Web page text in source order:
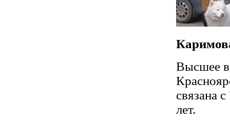
Высшее
связана
лет.